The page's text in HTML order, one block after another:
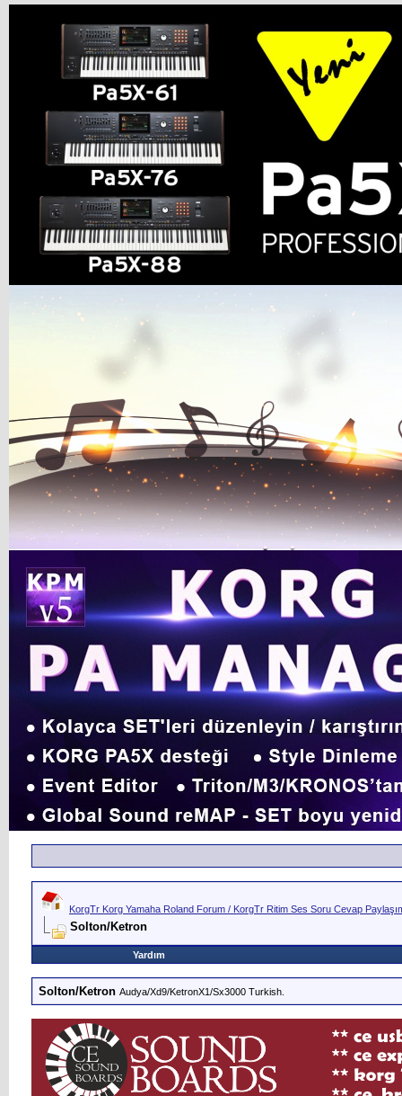
KorgTr Korg Yamaha Roland Forum / KorgTr Ritim Ses Soru Cevap
Solton/Ketron
Yardım
Solton/Ketron Audya/Xd9/KetronX1/Sx3000 Turkish.